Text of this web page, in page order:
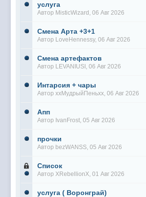
услуга
Автор MisticWizard , 06 Авг 2026
Смена Арта +3+1
Автор LoveHennessy, 06 Авг 2026
Смена артефактов
Автор LEVANIUSI , 06 Авг 2026
Интарсия + чары
Автор ххМудрыйПеньхх, 06 Авг 2026
Апп
Автор IvanFrost, 05 Авг 2026
прочки
Автор bezWANSS, 05 Авг 2026
Список
Автор XRebellionX, 01 Авг 2026
услуга ( Воронграй)